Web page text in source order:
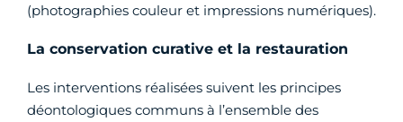
(photographies couleur et impressions numériques).
La conservation curative et la restauration
Les interventions réalisées suivent les principes
déontologiques communs à l’ensemble des